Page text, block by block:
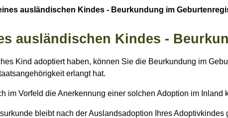
ausländischen Kindes - Beurkundung im
ausländischen Kindes -
Kind adoptiert haben, können Sie die Beurkundung im
erlangt hat.
im Vorfeld die Anerkennung einer solchen Adoption im Inland
bleibt nach der Auslandsadoption Ihres Adoptivkindes